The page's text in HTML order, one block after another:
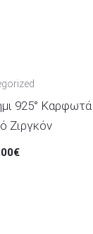
925° Καρφωτά
Ζιργκόν
€